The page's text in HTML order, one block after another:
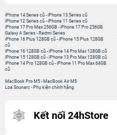
iPhone 14 Series cũ -iPhone 13 Series cũ
iPhone 12 Series cũ -iPhone 11 Series cũ
iPhone 17 Pro Max 256GB -iPhone 17 Pro 256GB
Galaxy A Series - Redmi Series
iPhone 16 Plus 128GB cũ -iPhone 15 Plus 128GB
cũ
iPhone 16 128GB cũ -iPhone 14 Pro Max 128GB cũ
iPhone 15 128GB cũ -iPhone 13 Pro Max 128GB cũ
iPhone 14 Pro 128GB cũ -iPhone 11 Pro Max 64GB
cũ
MacBook Pro M5 - MacBook Air M5
Loa Sounarc - Phụ kiện chính hãng
Kết nối 24hStore